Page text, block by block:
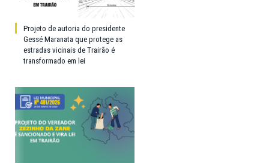
Projeto de autoria do presidente
Gessé Maranata que protege as
estradas vicinais de Trairão é
transformado em lei